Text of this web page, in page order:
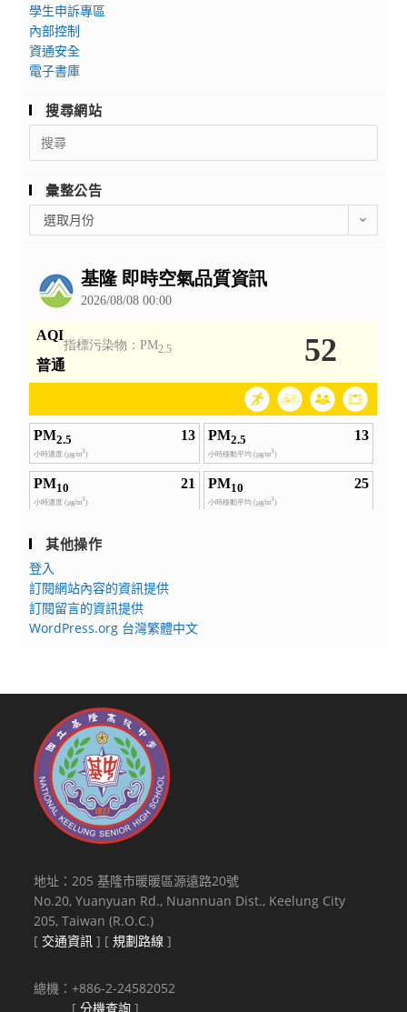
學生申訴專區
內部控制
資通安全
電子書庫
搜尋網站
Search
for:
彙整公告
整
選取月份
其他操作
登入
訂閱網站內容的資訊提供
訂閱留言的資訊提供
WordPress.org 台灣繁體中文
地址：205 基隆市暖暖區源遠路20號
No.20, Yuanyuan Rd., Nuannuan Dist., Keelung City
205, Taiwan (R.O.C.)
[ 交通資訊 ] [規劃路線 ]
總機：+886-2-24582052
[分機查詢 ]